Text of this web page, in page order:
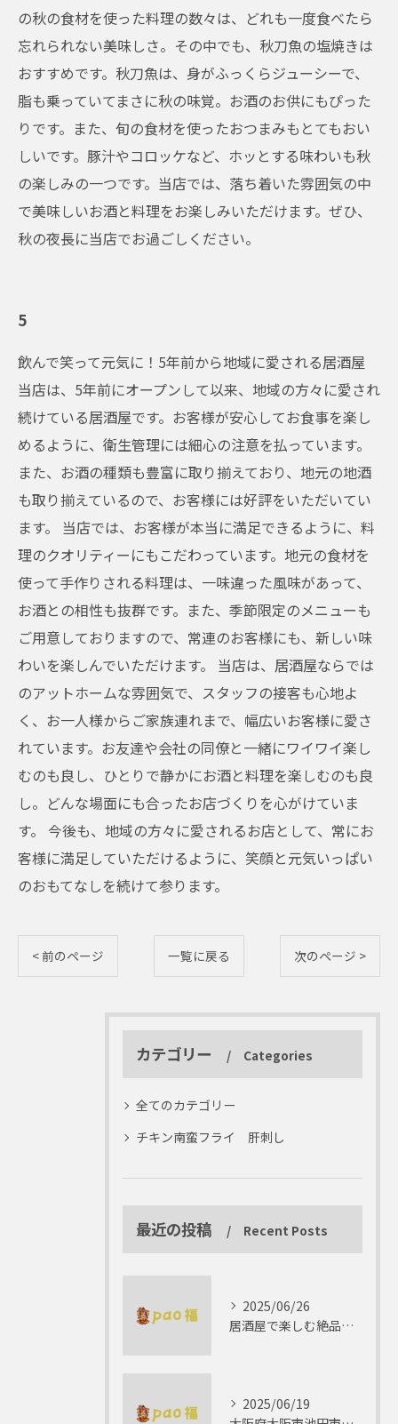
の秋の食材を使った料理の数々は、どれも一度食べたら
忘れられない美味しさ。その中でも、秋刀魚の塩焼きは
おすすめです。秋刀魚は、身がふっくらジューシーで、
脂も乗っていてまさに秋の味覚。お酒のお供にもぴった
りです。また、旬の食材を使ったおつまみもとてもおい
しいです。豚汁やコロッケなど、ホッとする味わいも秋
の楽しみの一つです。当店では、落ち着いた雰囲気の中
で美味しいお酒と料理をお楽しみいただけます。ぜひ、
秋の夜長に当店でお過ごしください。
5
飲んで笑って元気に！5年前から地域に愛される居酒屋
当店は、5年前にオープンして以来、地域の方々に愛され
続けている居酒屋です。お客様が安心してお食事を楽し
めるように、衛生管理には細心の注意を払っています。
また、お酒の種類も豊富に取り揃えており、地元の地酒
も取り揃えているので、お客様には好評をいただいてい
ます。 当店では、お客様が本当に満足できるように、料
理のクオリティーにもこだわっています。地元の食材を
使って手作りされる料理は、一味違った風味があって、
お酒との相性も抜群です。また、季節限定のメニューも
ご用意しておりますので、常連のお客様にも、新しい味
わいを楽しんでいただけます。 当店は、居酒屋ならでは
のアットホームな雰囲気で、スタッフの接客も心地よ
く、お一人様からご家族連れまで、幅広いお客様に愛さ
れています。お友達や会社の同僚と一緒にワイワイ楽し
むのも良し、ひとりで静かにお酒と料理を楽しむのも良
し。どんな場面にも合ったお店づくりを心がけていま
す。 今後も、地域の方々に愛されるお店として、常にお
客様に満足していただけるように、笑顔と元気いっぱい
のおもてなしを続けて参ります。
< 前のページ 一覧に戻る 次のページ >
カテゴリー Categories
全てのカテゴリー
チキン南蛮フライ 肝刺し
最近の投稿 Recent Posts
2025/06/26
居酒屋で楽しむ絶品テリーヌの世界
2025/06/19